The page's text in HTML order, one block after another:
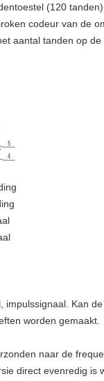
(120
codeur van de
aantal tanden op
Kan
worden gemaakt.
naar de
direct evenredig is